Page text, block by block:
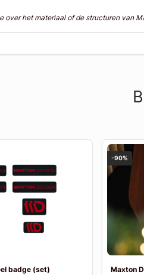
over het materiaal of de structuren van
badge (set)
-90%
Maxton